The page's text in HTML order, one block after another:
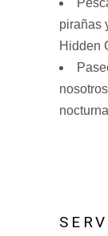
pirañas
Hidden